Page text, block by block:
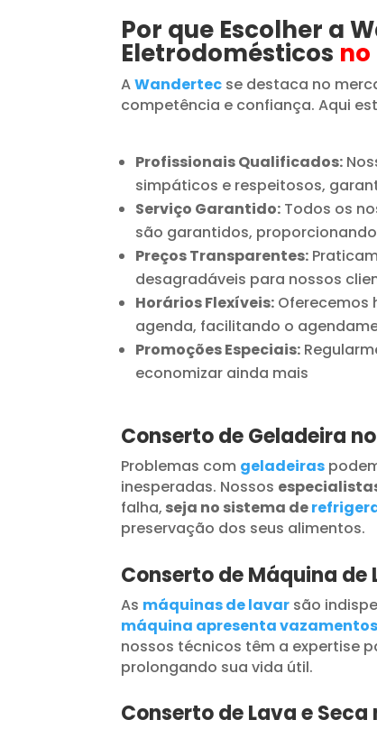
Por que Escolher a
Eletrodomésticos no
AWandertec se destaca no
competência e confiança. Aqui
Profissionais Qualificados:
simpáticos e respeitosos,
Serviço Garantido: Todos os
são garantidos,
Preços Transparentes:
desagradáveis para nossos
Horários Flexíveis: Oferecemos
agenda, facilitando o
Promoções Especiais:
economizar ainda mais
Conserto de Geladeira
Problemas com geladeiras
inesperadas. Nossos
falha, seja no sistema de
preservação dos seus alimentos.
Conserto de Máquina de
As máquinas de lavar são
máquina apresenta vazamentos
nossos técnicos têm a expertise
prolongando sua vida útil.
Conserto de Lava e Seca